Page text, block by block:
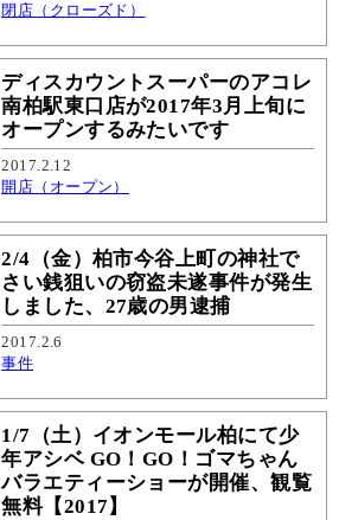
閉店（クローズド）
ディスカウントスーパーのアコレ
南柏駅東口店が2017年3月上旬に
オープンするみたいです
2017.2.12
開店（オープン）
2/4（金）柏市今谷上町の神社で
さい銭狙いの窃盗未遂事件が発生
しました、27歳の男逮捕
2017.2.6
事件
1/7（土）イオンモール柏にて少
年アシベ GO！GO！ゴマちゃん
バラエティーショーが開催、観覧
無料【2017】